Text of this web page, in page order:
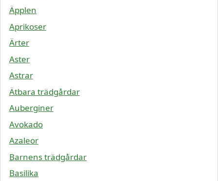
Äpplen
Aprikoser
Ärter
Aster
Astrar
Ätbara trädgårdar
Auberginer
Avokado
Azaleor
Barnens trädgårdar
Basilika